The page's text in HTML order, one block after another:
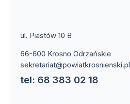
ul. Piastów 10 B
66-600 Krosno Odrzańskie
sekretariat@powiatkrosnienski.pl
tel: 68 383 02 18